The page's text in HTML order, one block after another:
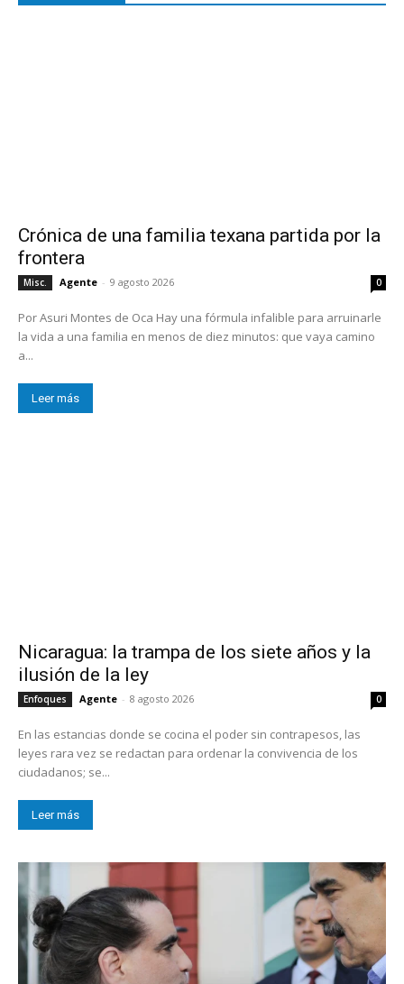
Crónica de una familia texana partida por la
frontera
Misc. Agente - 9 agosto 2026 0
Por Asuri Montes de Oca Hay una fórmula infalible para arruinarle
la vida a una familia en menos de diez minutos: que vaya camino
a...
Leer más
Nicaragua: la trampa de los siete años y la
ilusión de la ley
Enfoques Agente - 8 agosto 2026 0
En las estancias donde se cocina el poder sin contrapesos, las
leyes rara vez se redactan para ordenar la convivencia de los
ciudadanos; se...
Leer más